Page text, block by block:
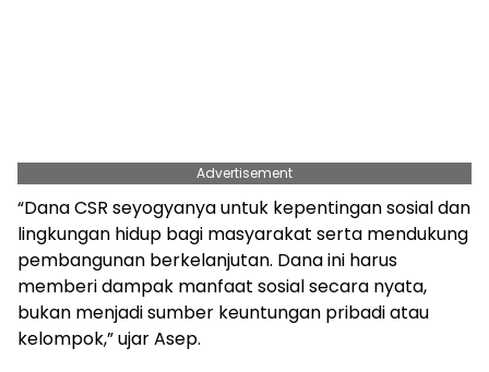
Advertisement
“Dana CSR seyogyanya untuk kepentingan sosial dan
lingkungan hidup bagi masyarakat serta mendukung
pembangunan berkelanjutan. Dana ini harus
memberi dampak manfaat sosial secara nyata,
bukan menjadi sumber keuntungan pribadi atau
kelompok,” ujar Asep.